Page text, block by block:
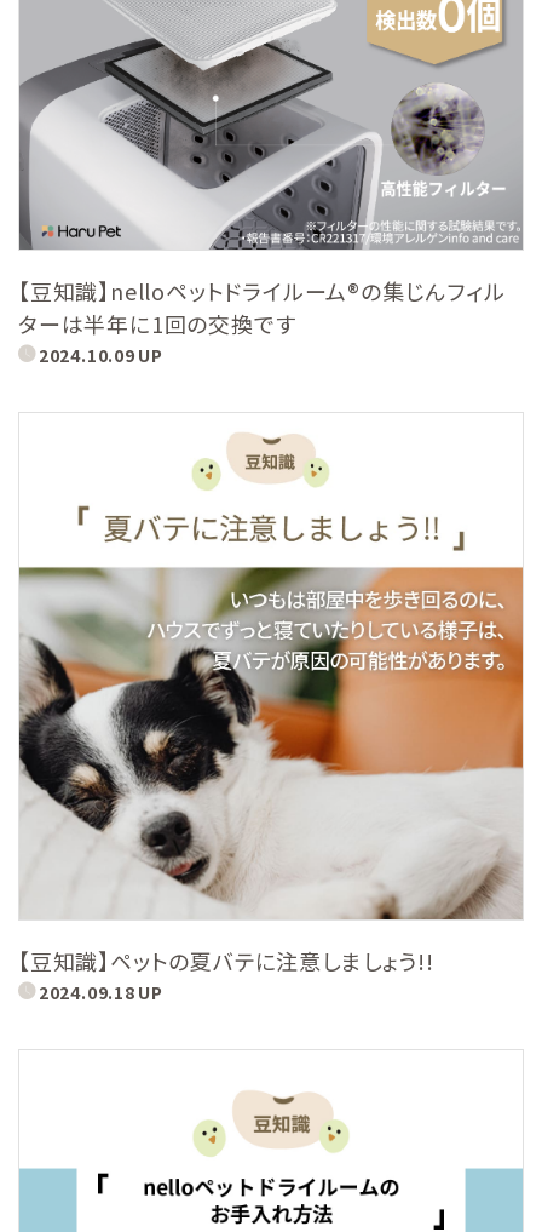
【豆知識】nelloペットドライルーム®の集じんフィル
ターは半年に1回の交換です
2024.10.09
【豆知識】ペットの夏バテに注意しましょう!!
2024.09.18